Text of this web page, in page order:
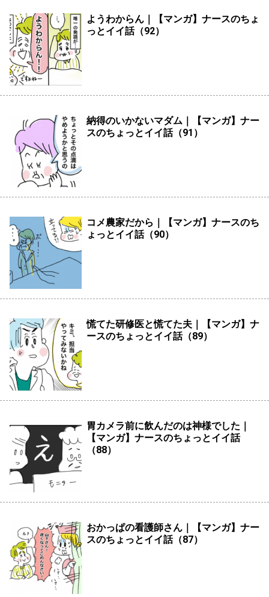
ようわからん｜【マンガ】ナースのちょ
っとイイ話（92）
納得のいかないマダム｜【マンガ】ナー
スのちょっとイイ話（91）
コメ農家だから｜【マンガ】ナースのち
ょっとイイ話（90）
慌てた研修医と慌てた夫｜【マンガ】ナ
ースのちょっとイイ話（89）
胃カメラ前に飲んだのは神様でした｜
【マンガ】ナースのちょっとイイ話
（88）
おかっぱの看護師さん｜【マンガ】ナー
スのちょっとイイ話（87）